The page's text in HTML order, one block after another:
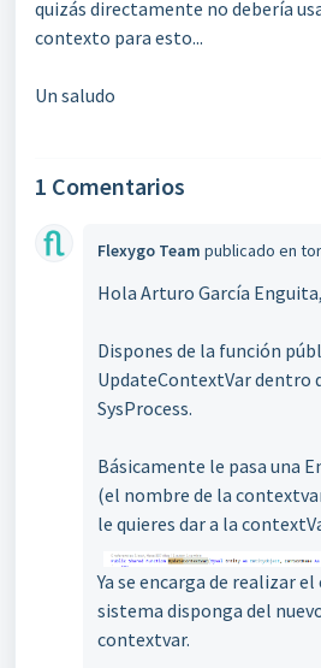
quizás directamente no debería
contexto para esto...
Un saludo
1 Comentarios
Flexygo Team publicado en
Hola Arturo García Enguita,
Dispones de la función
UpdateContextVar dentro
SysProcess.
Básicamente le pasa una
(el nombre de la
le quieres dar a la
Ya se encarga de realizar
sistema disponga del
contextvar.